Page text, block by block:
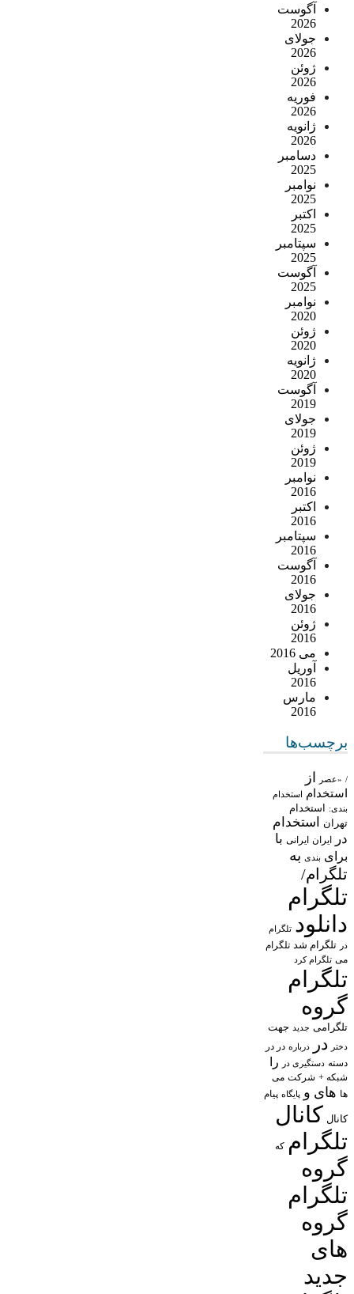
آگوست
2026
جولای
2026
ژوئن
2026
فوریه
2026
ژانویه
2026
دسامبر
2025
نوامبر
2025
اکتبر
2025
سپتامبر
2025
آگوست
2025
نوامبر
2020
ژوئن
2020
ژانویه
2020
آگوست
2019
جولای
2019
ژوئن
2019
نوامبر
2016
اکتبر
2016
سپتامبر
2016
آگوست
2016
جولای
2016
ژوئن
2016
می 2016
آوریل
2016
مارس
2016
برچسب‌ها
/ «عصر از
استخدام استخدام
بندی: استخدام
تهران
استخدام
در
ایران ایرانی با
برای بندی به
تلگرام/
تلگرام
دانلود تلگرام
در تلگرام شد تلگرام
می تلگرام کرد
تلگرام
گروه
تلگرامی جدید جهت
دختر در درباره در در
دسته دستگیری در را
شبکه + شرکت می
ها های و پایگاه پیام
کانال کانال
تلگرام که
گروه
تلگرام
گروه
های
جدید